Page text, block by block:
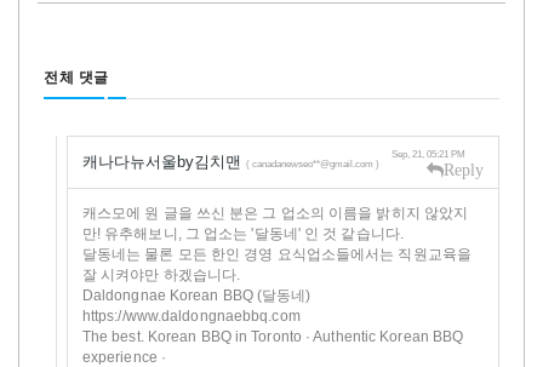
전체 댓글
캐나다뉴서울by김치맨 ( canadanewseo**@gmail.com )
Sep, 21, 05:21 PM
Reply
캐스모에 원 글을 쓰신 분은 그 업소의 이름을 밝히지 않았지
만! 유추해보니, 그 업소는 '달동네' 인 것 같습니다.
달동네는 물론 모든 한인 경영 요식업소들에서는 직원교육을
잘 시켜야만 하겠습니다.
Daldongnae Korean BBQ (달동네)
https://www.daldongnaebbq.com
The best. Korean BBQ in Toronto · Authentic Korean BBQ
experience ·